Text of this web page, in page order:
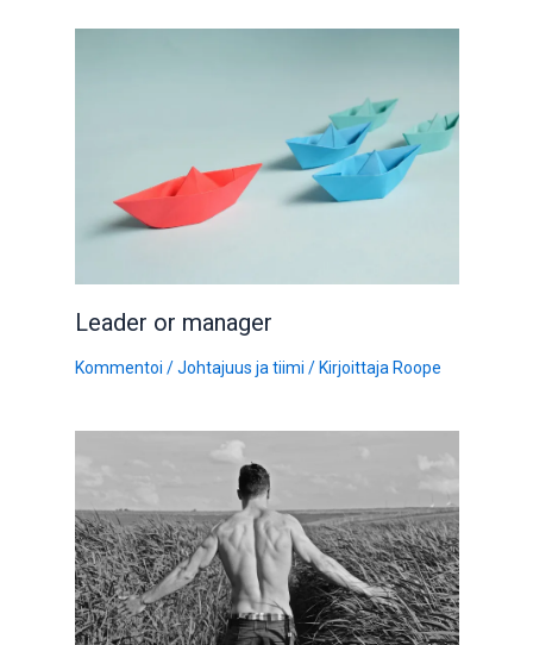
Leader or manager
Kommentoi /Johtajuus ja tiimi / Kirjoittaja Roope